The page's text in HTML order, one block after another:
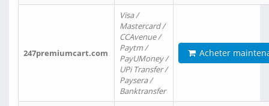
247premiumcart.com
Visa /
Mastercard /
CCAvenue /
Paytm /
PayUMoney /
UPi Transfer /
Paysera /
Banktransfer
Acheter